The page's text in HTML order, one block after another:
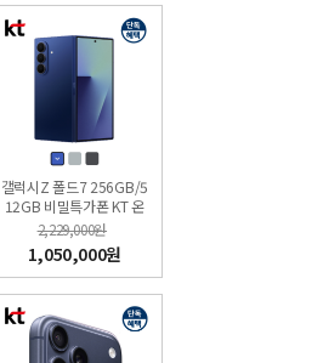
갤럭시Z 폴드7 256GB/5
12GB 비밀특가폰 KT 온
라인샵
2,229,000원
1,050,000원